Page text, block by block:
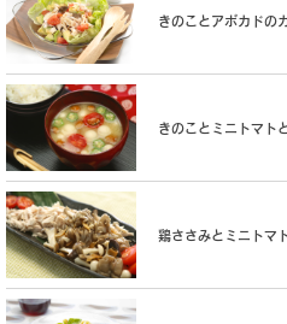
きのことアボカドの
きのことミニトマト
鶏ささみとミニトマ